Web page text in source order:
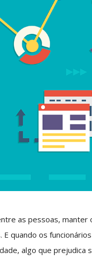
as pessoas,
quando os
algo que prejudica